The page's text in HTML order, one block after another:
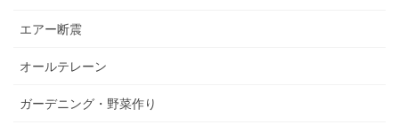
エアー断震
オールテレーン
ガーデニング・野菜作り